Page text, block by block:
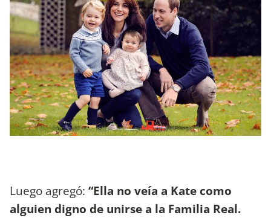
Luego agregó: “Ella no veía a Kate como
alguien digno de unirse a la Familia Real.